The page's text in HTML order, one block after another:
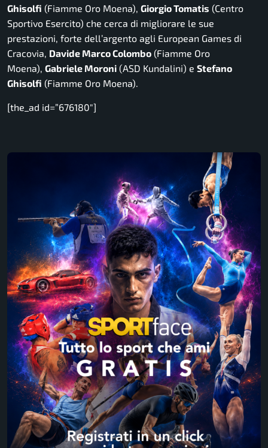
Ghisolfi (Fiamme Oro Moena), Giorgio Tomatis (Centro
Sportivo Esercito) che cerca di migliorare le sue
prestazioni, forte dell’argento agli European Games di
Cracovia, Davide Marco Colombo (Fiamme Oro
Moena), Gabriele Moroni (ASD Kundalini) e Stefano
Ghisolfi (Fiamme Oro Moena).
[the_ad id=”676180″]